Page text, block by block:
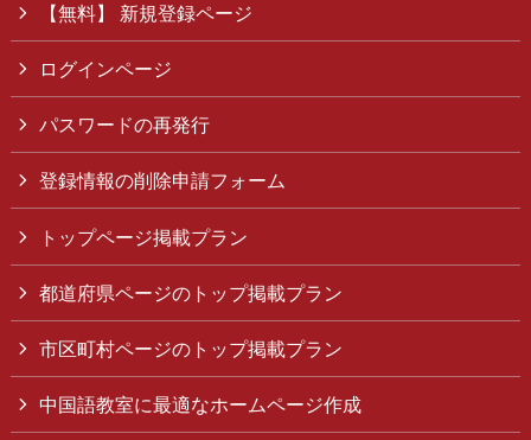
【無料】 新規登録ページ
ログインページ
パスワードの再発行
登録情報の削除申請フォーム
トップページ掲載プラン
都道府県ページのトップ掲載プラン
市区町村ページのトップ掲載プラン
中国語教室に最適なホームページ作成